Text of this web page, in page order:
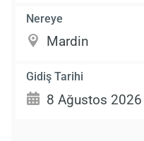
Nereye
Gidiş Tarihi